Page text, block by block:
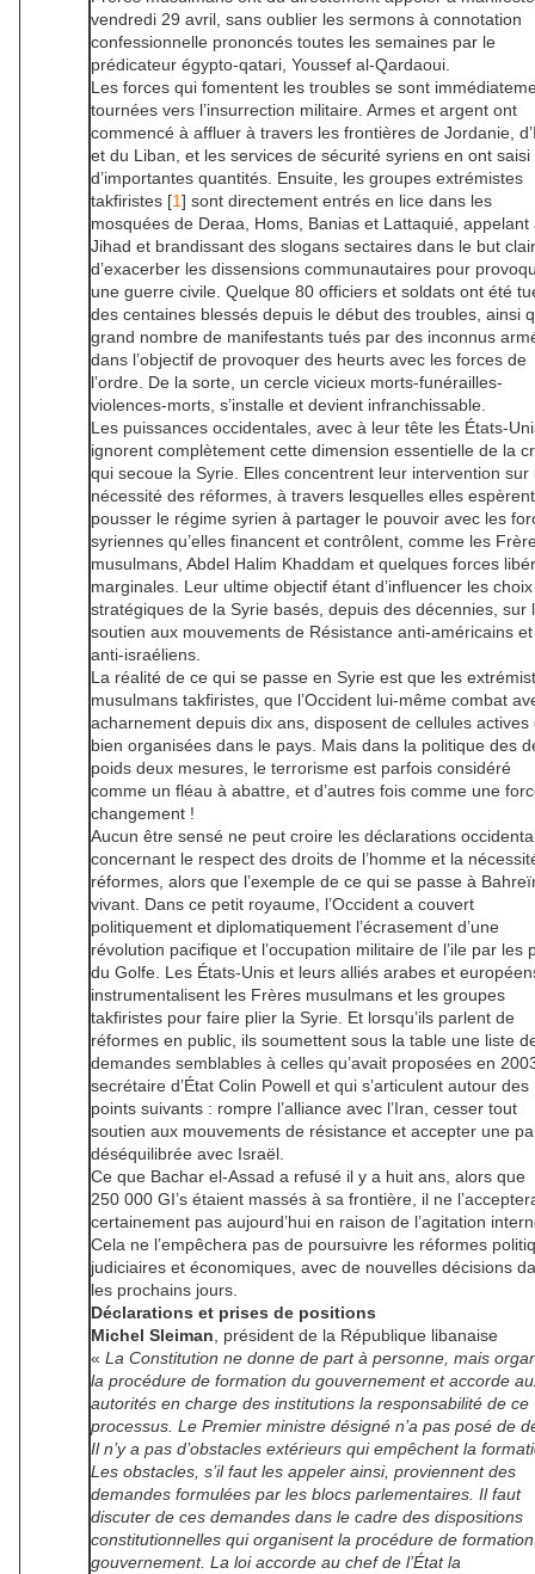
vendredi 29 avril, sans oublier les sermons à connotation
confessionnelle prononcés toutes les semaines par le
prédicateur égypto-qatari, Youssef al-Qardaoui.
Les forces qui fomentent les troubles se sont
tournées vers l’insurrection militaire. Armes et argent ont
commencé à affluer à travers les frontières de Jordanie,
et du Liban, et les services de sécurité syriens en ont saisi
d’importantes quantités. Ensuite, les groupes extrémistes
takfiristes [1] sont directement entrés en lice dans les
mosquées de Deraa, Homs, Banias et Lattaquié, appelant
Jihad et brandissant des slogans sectaires dans le but clair
d’exacerber les dissensions communautaires pour
une guerre civile. Quelque 80 officiers et soldats ont été
des centaines blessés depuis le début des troubles, ainsi
grand nombre de manifestants tués par des inconnus
dans l’objectif de provoquer des heurts avec les forces de
l’ordre. De la sorte, un cercle vicieux morts-funérailles-
violences-morts, s’installe et devient infranchissable.
Les puissances occidentales, avec à leur tête les États-
ignorent complètement cette dimension essentielle de la
qui secoue la Syrie. Elles concentrent leur intervention sur
nécessité des réformes, à travers lesquelles elles espèrent
pousser le régime syrien à partager le pouvoir avec les
syriennes qu’elles financent et contrôlent, comme les
musulmans, Abdel Halim Khaddam et quelques forces
marginales. Leur ultime objectif étant d’influencer les choix
stratégiques de la Syrie basés, depuis des décennies, sur
soutien aux mouvements de Résistance anti-américains et
anti-israéliens.
La réalité de ce qui se passe en Syrie est que les
musulmans takfiristes, que l’Occident lui-même combat
acharnement depuis dix ans, disposent de cellules actives
bien organisées dans le pays. Mais dans la politique des
poids deux mesures, le terrorisme est parfois considéré
comme un fléau à abattre, et d’autres fois comme une
changement !
Aucun être sensé ne peut croire les déclarations
concernant le respect des droits de l’homme et la
réformes, alors que l’exemple de ce qui se passe à
vivant. Dans ce petit royaume, l’Occident a couvert
politiquement et diplomatiquement l’écrasement d’une
révolution pacifique et l’occupation militaire de l’ile par les
du Golfe. Les États-Unis et leurs alliés arabes et
instrumentalisent les Frères musulmans et les groupes
takfiristes pour faire plier la Syrie. Et lorsqu’ils parlent de
réformes en public, ils soumettent sous la table une liste
demandes semblables à celles qu’avait proposées en
secrétaire d’État Colin Powell et qui s’articulent autour des
points suivants : rompre l’alliance avec l’Iran, cesser tout
soutien aux mouvements de résistance et accepter une
déséquilibrée avec Israël.
Ce que Bachar el-Assad a refusé il y a huit ans, alors que
250 000 GI’s étaient massés à sa frontière, il ne
certainement pas aujourd’hui en raison de l’agitation
Cela ne l’empêchera pas de poursuivre les réformes
judiciaires et économiques, avec de nouvelles décisions
les prochains jours.
Déclarations et prises de positions
Michel Sleiman , président de la République libanaise
« La Constitution ne donne de part à personne, mais
la procédure de formation du gouvernement et accorde
autorités en charge des institutions la responsabilité de ce
processus. Le Premier ministre désigné n’a pas posé de
Il n’y a pas d’obstacles extérieurs qui empêchent la
Les obstacles, s’il faut les appeler ainsi, proviennent des
demandes formulées par les blocs parlementaires. Il faut
discuter de ces demandes dans le cadre des dispositions
constitutionnelles qui organisent la procédure de
gouvernement. La loi accorde au chef de l’État la